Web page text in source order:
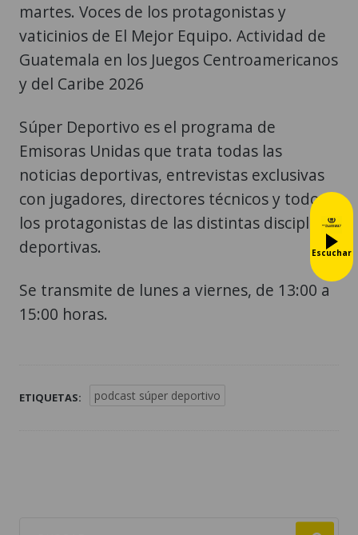
martes. Voces de los protagonistas y
vaticinios de El Mejor Equipo. Actividad de
Guatemala en los Juegos Centroamericanos
y del Caribe 2026
Súper Deportivo es el programa de
Emisoras Unidas que trata todas las
noticias deportivas, entrevistas exclusivas
con jugadores, directores técnicos y todos
los protagonistas de las distintas disciplinas
deportivas.
Se transmite de lunes a viernes, de 13:00 a
15:00 horas.
ETIQUETAS: podcast súper deportivo
Escuchar